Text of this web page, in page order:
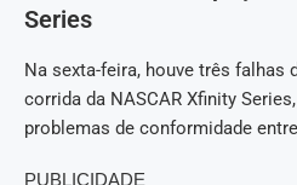
Series
Na sexta-feira, houve três falhas
corrida da NASCAR Xfinity
problemas de conformidade